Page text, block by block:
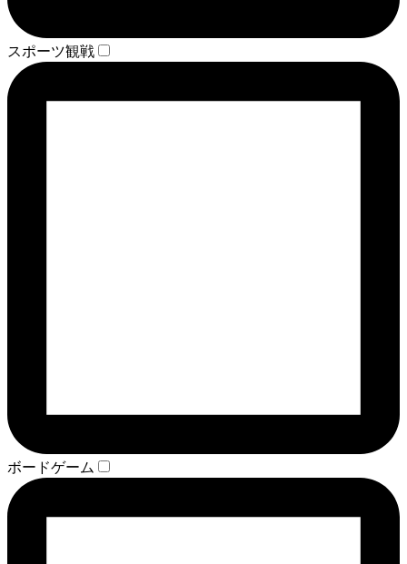
スポーツ観戦
ボードゲーム